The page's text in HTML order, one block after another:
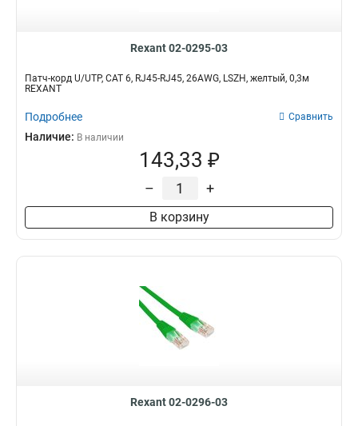
Rexant 02-0295-03
Патч-корд U/UTP, CAT 6, RJ45-RJ45, 26AWG, LSZH, желтый, 0,3м
REXANT
Подробнее Сравнить
Наличие: В наличии
143,33 ₽
– +
В корзину
Rexant 02-0296-03